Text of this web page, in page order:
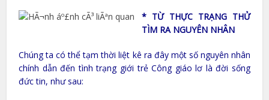
* TỪ THỰC TRẠNG THỬ
TÌM RA NGUYÊN NHÂN
Chúng ta có thể tạm thời liệt kê ra đây một số nguyên nhân
chính dẫn đến tình trạng giới trẻ Công giáo lơ là đời sống
đức tin, như sau: